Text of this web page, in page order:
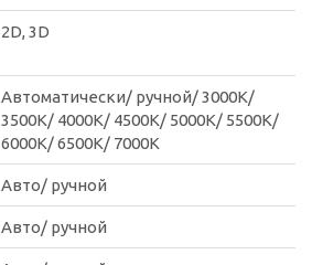
2D, 3D
Автоматически/ ручной/ 3000K/
3500K/ 4000K/ 4500K/ 5000K/ 5500K/
6000K/ 6500K/ 7000K
Авто/ ручной
Авто/ ручной